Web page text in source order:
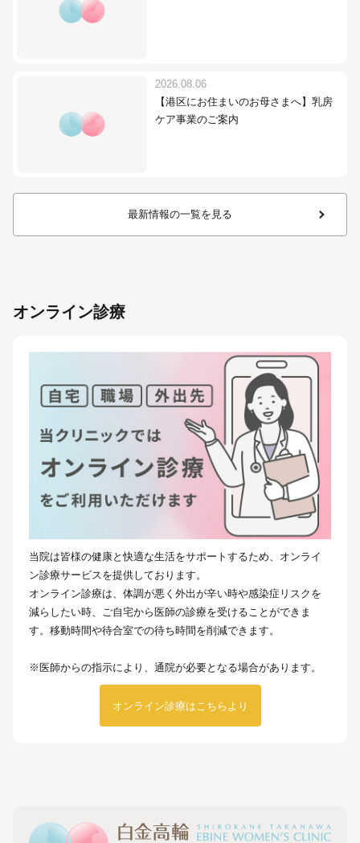
2026.08.06
【港区にお住まいのお母さまへ】乳房
ケア事業のご案内
最新情報の一覧を見る
オンライン診療
当院は皆様の健康と快適な生活をサポートするため、オンライ
ン診療サービスを提供しております。
オンライン診療は、体調が悪く外出が辛い時や感染症リスクを
減らしたい時、ご自宅から医師の診療を受けることができま
す。移動時間や待合室での待ち時間を削減できます。
※医師からの指示により、通院が必要となる場合があります。
オンライン診療はこちらより